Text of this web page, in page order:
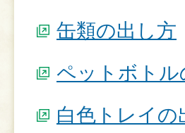
缶類の出し方
ペットボトル
白色トレイの